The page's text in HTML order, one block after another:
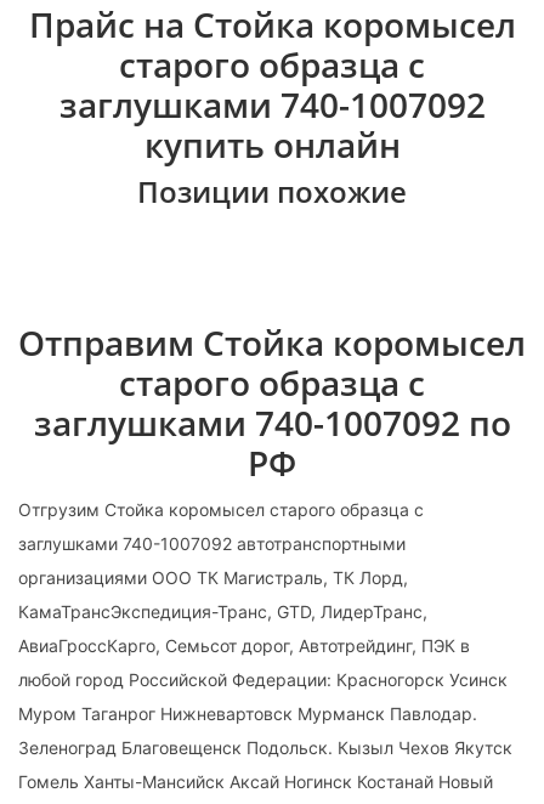
Прайс на Стойка коромысел
старого образца с
заглушками 740-1007092
купить онлайн
Позиции похожие
Отправим Стойка коромысел
старого образца с
заглушками 740-1007092 по
РФ
Отгрузим Стойка коромысел старого образца с
заглушками 740-1007092 автотранспортными
организациями ООО ТК Магистраль, ТК Лорд,
КамаТрансЭкспедиция-Транс, GTD, ЛидерТранс,
АвиаГроссКарго, Семьсот дорог, Автотрейдинг, ПЭК в
любой город Российской Федерации: Красногорск Усинск
Муром Таганрог Нижневартовск Мурманск Павлодар.
Зеленоград Благовещенск Подольск. Кызыл Чехов Якутск
Гомель Ханты-Мансийск Аксай Ногинск Костанай Новый